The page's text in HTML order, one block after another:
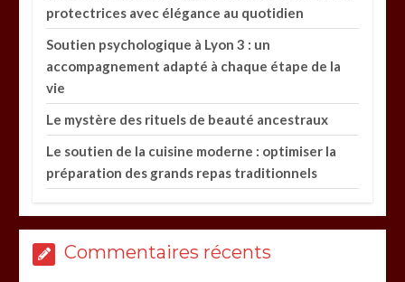
protectrices avec élégance au quotidien
Soutien psychologique à Lyon 3 : un
accompagnement adapté à chaque étape de la
vie
Le mystère des rituels de beauté ancestraux
Le soutien de la cuisine moderne : optimiser la
préparation des grands repas traditionnels
Commentaires récents